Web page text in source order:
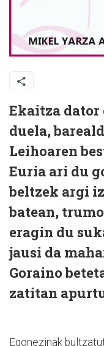
Ekaitza dator
duela,
Leihoaren
Euria ari du
beltzek argi
batean,
eragin du
jausi da
Goraino
zatitan
Egonezinak